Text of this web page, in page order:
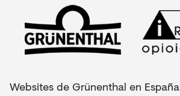
Websites de Grünenthal en España